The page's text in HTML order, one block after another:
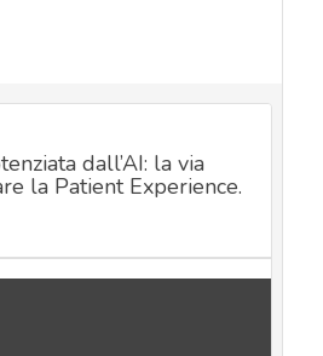
dall’AI: la via
la Patient Experience.